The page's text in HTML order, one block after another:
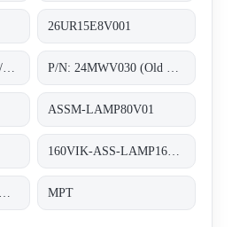
26UR15E8V001
ASSM-LAMP80V01
MPT